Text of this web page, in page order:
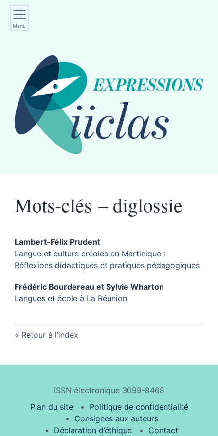
Menu
Mots-clés – diglossie
Lambert-Félix Prudent
Langue et culture créoles en Martinique :
Réflexions didactiques et pratiques pédagogiques
Frédéric Bourdereau et Sylvie Wharton
Langues et école à La Réunion
Retour à l’index
ISSN électronique 3099-8468
Plan du site
Politique de confidentialité
Consignes aux auteurs
Déclaration d’éthique
Contact